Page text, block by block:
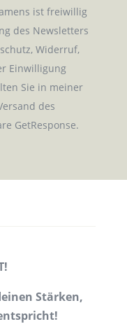
ist freiwillig
des Newsletters
Widerruf,
Einwilligung
Sie in meiner
des
GetResponse.
Stärken,